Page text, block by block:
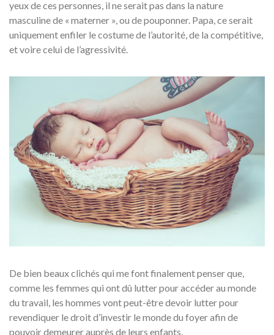
yeux de ces personnes, il ne serait pas dans la nature
masculine de « materner », ou de pouponner. Papa, ce serait
uniquement enfiler le costume de l’autorité, de la compétitive,
et voire celui de l’agressivité.
De bien beaux clichés qui me font finalement penser que,
comme les femmes qui ont dû lutter pour accéder au monde
du travail, les hommes vont peut-être devoir lutter pour
revendiquer le droit d’investir le monde du foyer afin de
pouvoir demeurer auprès de leurs enfants.